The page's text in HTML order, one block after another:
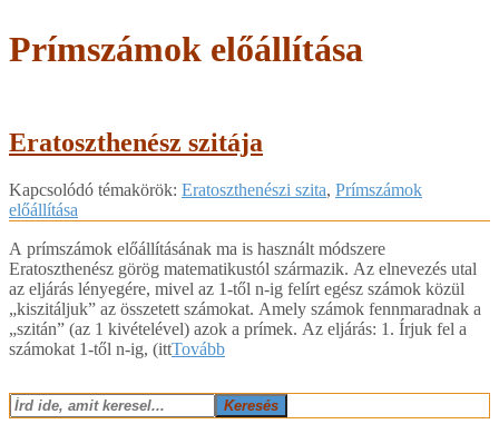
Prímszámok előállítása
Eratoszthenész szitája
2018-
03-
Kapcsolódó témakörök: Eratoszthenészi szita, Prímszámok
előállítása
A prímszámok előállításának ma is használt módszere
Eratoszthenész görög matematikustól származik. Az elnevezés utal
az eljárás lényegére, mivel az 1-től n-ig felírt egész számok közül
„kiszitáljuk” az összetett számokat. Amely számok fennmaradnak a
„szitán” (az 1 kivételével) azok a prímek. Az eljárás: 1. Írjuk fel a
számokat 1-től n-ig, (ittTovább
Keresés